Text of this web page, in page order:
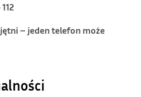
112
– jeden telefon może